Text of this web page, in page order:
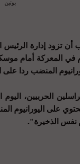
بوتين
تزود إدارة الرئيس
المعركة أمام
المنضب ردا على
الحربيين، اليوم
على اليورانيوم
نفس الذخيرة".